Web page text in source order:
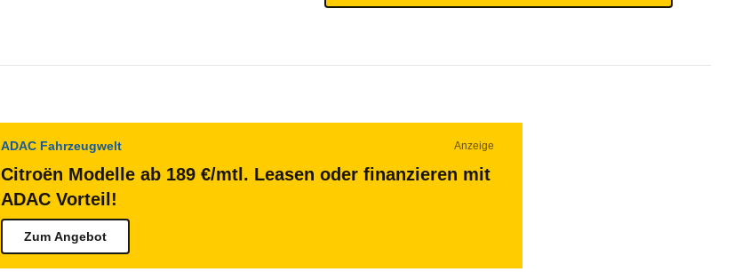
ADAC Fahrzeugwelt Anzeige
Citroën Modelle ab 189 €/mtl. Leasen oder finanzieren mit
ADAC Vorteil!
Zum Angebot